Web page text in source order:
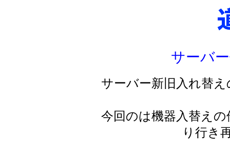
サーバ
サーバー新旧入れ替
今回のは機器入替え
り行き